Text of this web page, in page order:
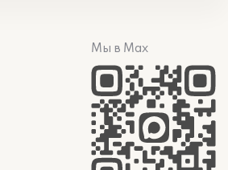
Мы в Max